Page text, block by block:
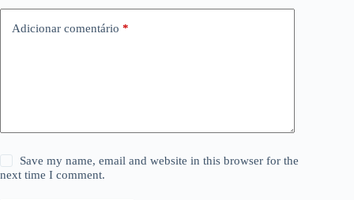
Adicionar comentário *
Save my name, email and website in this browser for the
next time I comment.